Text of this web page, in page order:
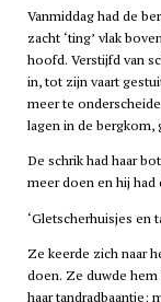
Vanmiddag had de
zacht ‘ting’ vlak
hoofd. Verstijfd van
in, tot zijn vaart
meer te
lagen in de bergkom,
De schrik had haar
meer doen en hij
‘Gletscherhuisjes en
Ze keerde zich naar
doen. Ze duwde
haar tandradbaantje;